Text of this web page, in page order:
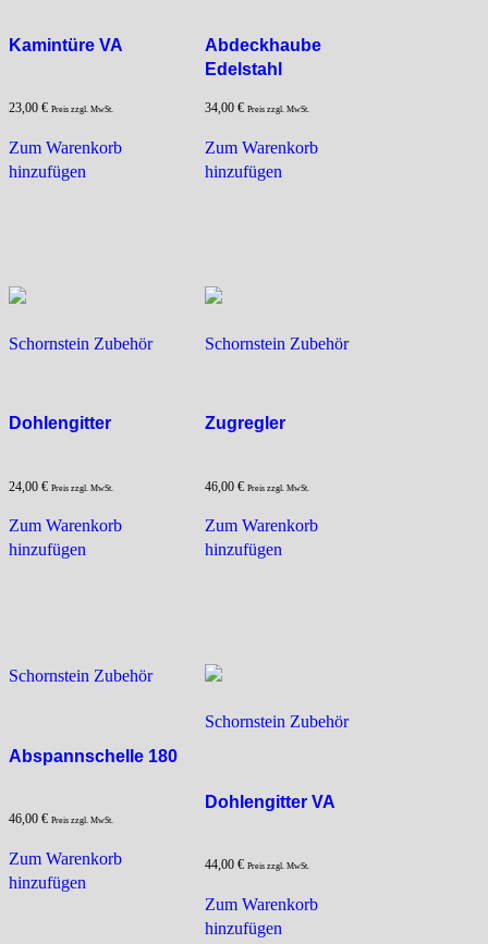
Kamintüre VA
23,00 € Preis zzgl. MwSt.
Zum Warenkorb
hinzufügen
Abdeckhaube
Edelstahl
34,00 € Preis zzgl. MwSt.
Zum Warenkorb
hinzufügen
Schornstein Zubehör
Dohlengitter
24,00 € Preis zzgl. MwSt.
Zum Warenkorb
hinzufügen
Schornstein Zubehör
Zugregler
46,00 € Preis zzgl. MwSt.
Zum Warenkorb
hinzufügen
Schornstein Zubehör
Abspannschelle 180
46,00 € Preis zzgl. MwSt.
Zum Warenkorb
hinzufügen
Schornstein Zubehör
Dohlengitter VA
44,00 € Preis zzgl. MwSt.
Zum Warenkorb
hinzufügen